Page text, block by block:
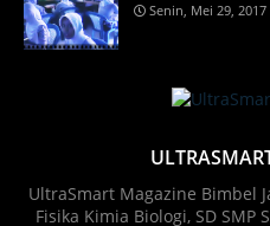
Senin, Mei 29, 2017
UltraSmart Magazine Bimbel
Fisika Kimia Biologi, SD SMP